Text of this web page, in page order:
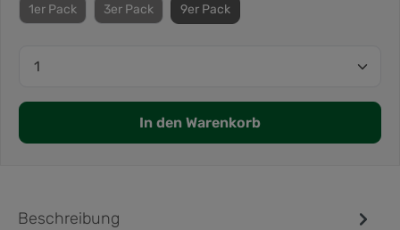
1er Pack 3er Pack 9er Pack
In den Warenkorb
Beschreibung